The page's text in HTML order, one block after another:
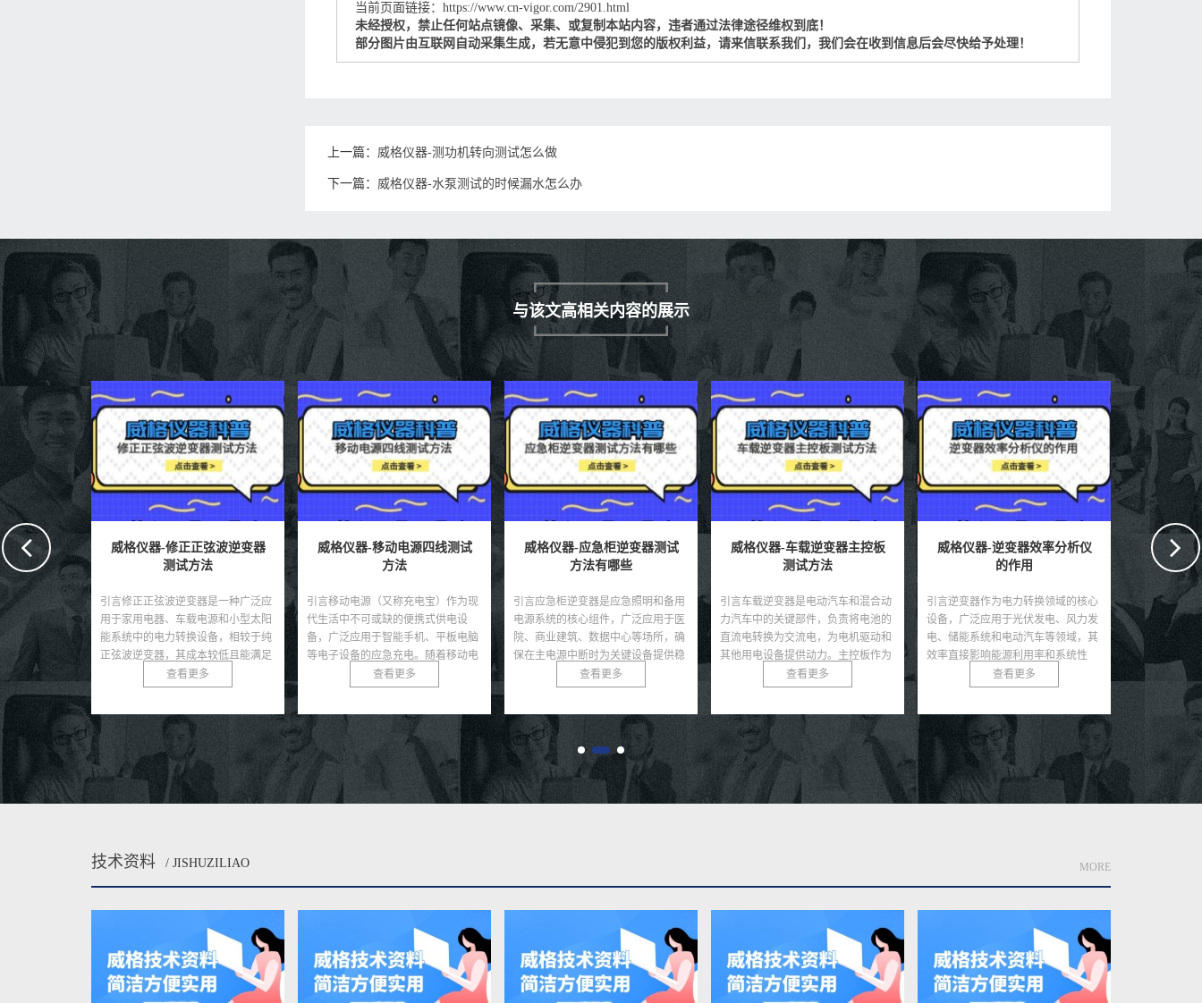
当前页面链接：https://www.cn-vigor.com/2901.html
未经授权，禁止任何站点镜像、采集、或复制本站内容，违者通过法律途径维权到底！
部分图片由互联网自动采集生成，若无意中侵犯到您的版权利益，请来信联系我们，我们会在收到信息后会尽快给予处理！
上一篇： 威格仪器-测功机转向测试怎么做
下一篇： 威格仪器-水泵测试的时候漏水怎么办
与该文高相关内容的展示
波逆变器
一种广泛应
和小型太阳
威格仪器-移动电源四线测试
方法
引言移动电源（又称充电宝）作为现
代生活中不可或缺的便携式供电设
备，广泛应用于智能手机、平板电脑
等电子设备的应急充电。随着移动电
源市场的快速发展，其质量...
查看更多
威格仪器-应急柜逆变器测试
方法有哪些
引言应急柜逆变器是应急照明和备用
电源系统的核心组件，广泛应用于医
院、商业建筑、数据中心等场所，确
保在主电源中断时为关键设备提供稳
定的交流电。其性能直接...
查看更多
威格仪器-车载逆变器主控板
测试方法
引言车载逆变器是电动汽车和混合动
力汽车中的关键部件，负责将电池的
直流电转换为交流电，为电机驱动和
其他用电设备提供动力。主控板作为
逆变器的核心，集成了控...
查看更多
威格仪器-逆变器效率分析仪
的作用
引言逆变器作为电力转换领域的核心
设备，广泛应用于光伏发电、风力发
电、储能系统和电动汽车等领域，其
效率直接影响能源利用率和系统性
能。随着可再生能源的快速...
查看更多
威格仪器-储能电池热失控测
试标准
引言随着可再生能源和电动汽车的快
速发展，储能电池，尤其是锂离子电
池，因其高能量密度和长循环寿命成
为能源储存的核心技术。然而，电池
在极端条件下可能发生热...
查看更多
威格仪器
引言锂电池
寿命和低自放
储能领域的核
动汽车、可
式电子设备
技术资料 / JISHUZILIAO MORE